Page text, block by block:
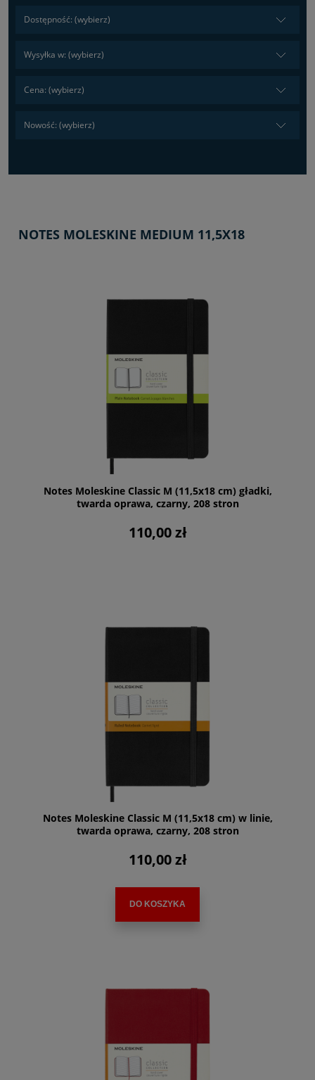
Dostępność: (wybierz)
Wysyłka w: (wybierz)
Cena: (wybierz)
Nowość: (wybierz)
NOTES MOLESKINE MEDIUM 11,5X18
Notes Moleskine Classic M (11,5x18 cm) gładki,
twarda oprawa, czarny, 208 stron
110,00 zł
Notes Moleskine Classic M (11,5x18 cm) w linie,
twarda oprawa, czarny, 208 stron
110,00 zł
DO KOSZYKA